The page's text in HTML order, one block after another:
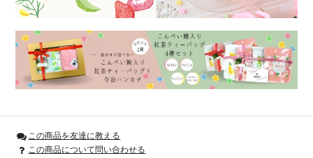
この商品を友達に教える
この商品について問い合わせる